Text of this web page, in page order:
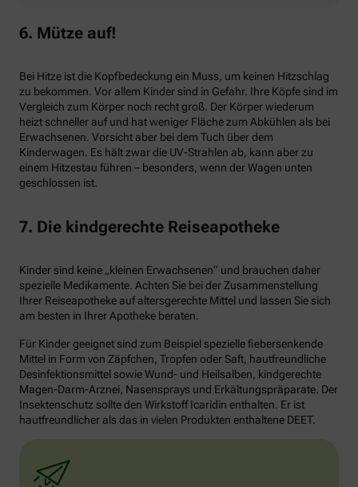
6. Mütze auf!
Bei Hitze ist die Kopfbedeckung ein Muss, um keinen Hitzschlag
zu bekommen. Vor allem Kinder sind in Gefahr. Ihre Köpfe sind im
Vergleich zum Körper noch recht groß. Der Körper wiederum
heizt schneller auf und hat weniger Fläche zum Abkühlen als bei
Erwachsenen. Vorsicht aber bei dem Tuch über dem
Kinderwagen. Es hält zwar die UV-Strahlen ab, kann aber zu
einem Hitzestau führen – besonders, wenn der Wagen unten
geschlossen ist.
7. Die kindgerechte Reiseapotheke
Kinder sind keine „kleinen Erwachsenen“ und brauchen daher
spezielle Medikamente. Achten Sie bei der Zusammenstellung
Ihrer Reiseapotheke auf altersgerechte Mittel und lassen Sie sich
am besten in Ihrer Apotheke beraten.
Für Kinder geeignet sind zum Beispiel spezielle fiebersenkende
Mittel in Form von Zäpfchen, Tropfen oder Saft, hautfreundliche
Desinfektionsmittel sowie Wund- und Heilsalben, kindgerechte
Magen-Darm-Arznei, Nasensprays und Erkältungspräparate. Der
Insektenschutz sollte den Wirkstoff Icaridin enthalten. Er ist
hautfreundlicher als das in vielen Produkten enthaltene DEET.